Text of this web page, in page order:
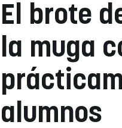
El brote
la muga
alumnos